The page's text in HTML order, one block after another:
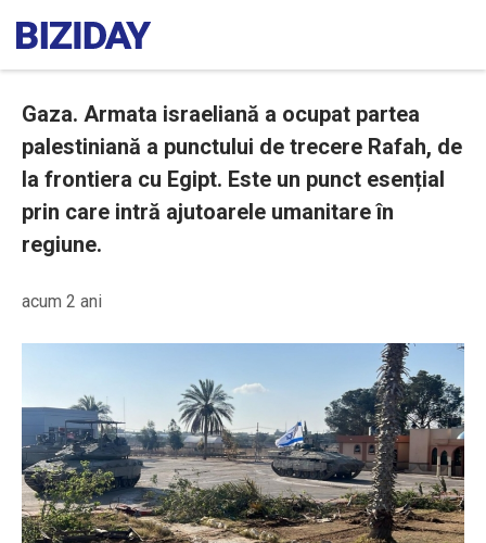
Gaza. Armata israeliană a ocupat partea
palestiniană a punctului de trecere Rafah, de
la frontiera cu Egipt. Este un punct esențial
prin care intră ajutoarele umanitare în
regiune.
acum 2 ani